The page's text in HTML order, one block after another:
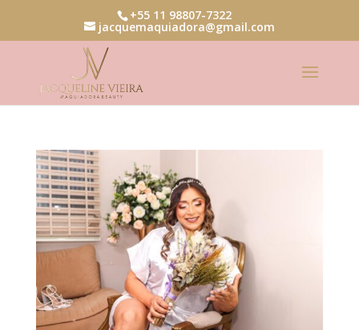
+55 11 98807-7322
jacquemaquiadora@gmail.com